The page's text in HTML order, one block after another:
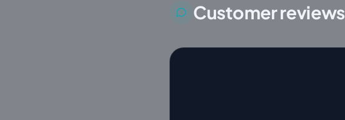
Customer reviews